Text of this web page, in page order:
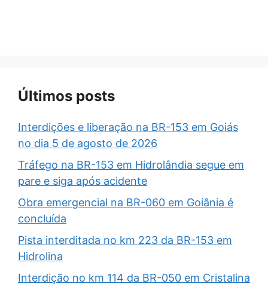
Últimos posts
Interdições e liberação na BR-153 em Goiás
no dia 5 de agosto de 2026
Tráfego na BR-153 em Hidrolândia segue em
pare e siga após acidente
Obra emergencial na BR-060 em Goiânia é
concluída
Pista interditada no km 223 da BR-153 em
Hidrolina
Interdição no km 114 da BR-050 em Cristalina